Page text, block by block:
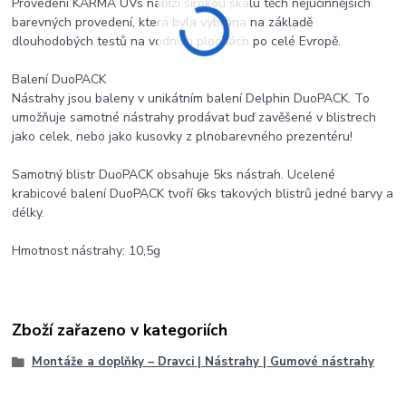
barevných provedení, která byla vybrána na základě
dlouhodobých testů na vodních plochách po celé Evropě.
Balení DuoPACK
Nástrahy jsou baleny v unikátním balení Delphin DuoPACK. To
umožňuje samotné nástrahy prodávat buď zavěšené v blistrech
jako celek, nebo jako kusovky z plnobarevného prezentéru!
Samotný blistr DuoPACK obsahuje 5ks nástrah. Ucelené
krabicové balení DuoPACK tvoří 6ks takových blistrů jedné barvy a
délky.
Hmotnost nástrahy: 10,5g
Zboží zařazeno v kategoriích
Montáže a doplňky – Dravci | Nástrahy | Gumové nástrahy